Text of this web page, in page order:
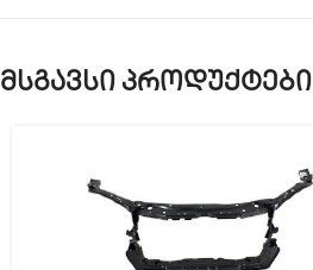
მსგავსი პროდუქტები